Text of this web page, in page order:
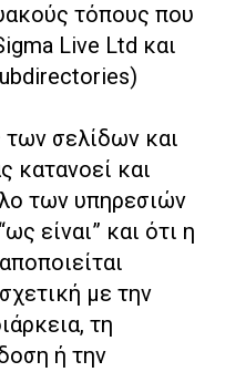
τόπους που
Live Ltd και
σελίδων και
κατανοεί και
των υπηρεσιών
είναι” και ότι η
με την
τη
ή την